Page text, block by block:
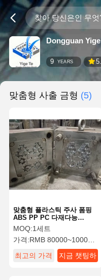
Dongguan
9 YEARS
맞춤형 사출 금형 (5)
맞춤형 플라스틱 주사 폼핑
ABS PP PC 다재다능
300000 샷 장난감 부품
MOQ:1세트
가격:RMB 80000~100000/Piece
최고의 가격
지금 챗팅하